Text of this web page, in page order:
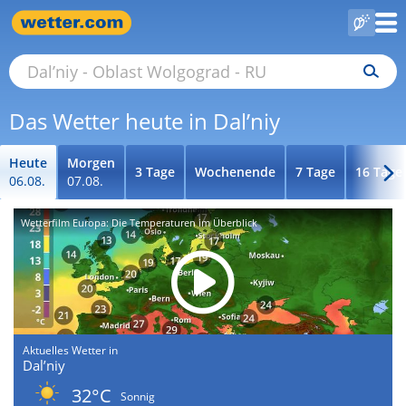
Das Wetter heute in Dal’niy
Heute
06.08.
Morgen
07.08.
3 Tage Wochenende 7 Tage 16 Tage
Wetterfilm Europa: Die Temperaturen im Überblick
Aktuelles Wetter in
Dal’niy
32°C
Sonnig